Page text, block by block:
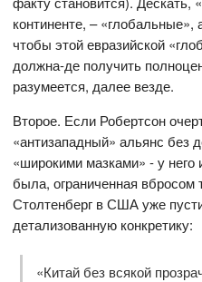
континенте, –
чтобы этой евразийской
должна-де получить
разумеется, далее везде.
Второе. Если Робертсон
«антизападный» альянс без
«широкими мазками» - у него
была, ограниченная вбросом
Столтенберг в США уже
детализованную конкретику:
«Китай без всякой